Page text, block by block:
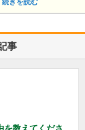
続きを読む
事